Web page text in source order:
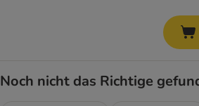
Noch nicht das Richtige